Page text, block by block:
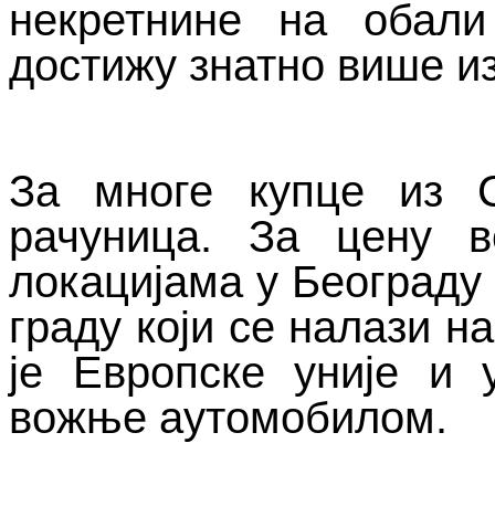
некретнине на
достижу знатно више
За многе купце из
рачуница. За цену
локацијама у Београду
граду који се налази
је Европске уније и
вожње аутомобилом.